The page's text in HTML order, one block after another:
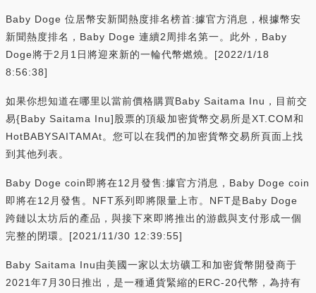
Baby Doge 位居幣安新聞熱度排名榜首:據官方消息，根據幣安
新聞熱度排名，Baby Doge 連續2周排名第一。此外，Baby
Doge將于2月1日將迎來新的一輪代幣燃燒。[2022/1/18
8:56:38]
如果你想知道在哪里以當前價格購買Baby Saitama Inu，目前交
易{Baby Saitama Inu]股票的頂級加密貨幣交易所是XT.COM和
HotBABYSAITAMAt。您可以在我們的加密貨幣交易所頁面上找
到其他列表。
Baby Doge coin即將在12月發售:據官方消息，Baby Doge coin
即將在12月發售。NFT系列即將限量上市。NFT是Baby Doge
跨鏈以太坊后的產品，與接下來即將推出的游戲與支付形成一個
完整的閉環。[2021/11/30 12:39:55]
Baby Saitama Inu由美國一家以太坊礦工和加密貨幣開發商于
2021年7月30日推出，是一種通貨緊縮的ERC-20代幣，為持有